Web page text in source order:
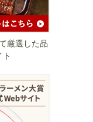
厳選した品